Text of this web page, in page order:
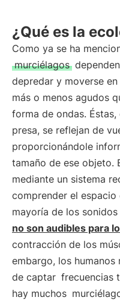
¿Qué es la
Como ya se ha
murciélagos
depredar y moverse
más o menos agudos
forma de ondas.
presa, se reflejan de
proporcionándole
tamaño de ese objeto.
mediante un sistema
comprender el
mayoría de los
no son audibles para
contracción de los
embargo, los
de captar frecuencias
hay muchos